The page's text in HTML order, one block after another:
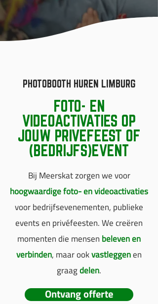
PHOTOBOOTH HUREN LIMBURG
FOTO- EN
VIDEOACTIVATIES OP
JOUW PRIVEFEEST OF
(BEDRIJFS)EVENT
Bij Meerskat zorgen we voor
hoogwaardige foto- en videoactivaties
voor bedrijfsevenementen, publieke
events en privéfeesten. We creëren
momenten die mensenbeleven en
verbinden, maar ookvastleggenen
graagdelen.
Ontvang offerte